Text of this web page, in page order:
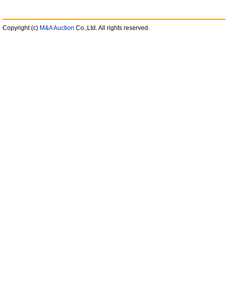
Copyright (c) M&A Auction Co.,Ltd. All rights reserved.